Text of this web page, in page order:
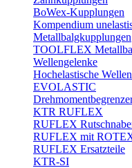
BoWex-Kupplungen
Kompendium
Metallbalgkupplungen
TOOLFLEX
Wellengelenke
Hochelastische
EVOLASTIC
KTR RUFLEX
RUFLEX
RUFLEX mit
RUFLEX Ersatzteile
KTR-SI